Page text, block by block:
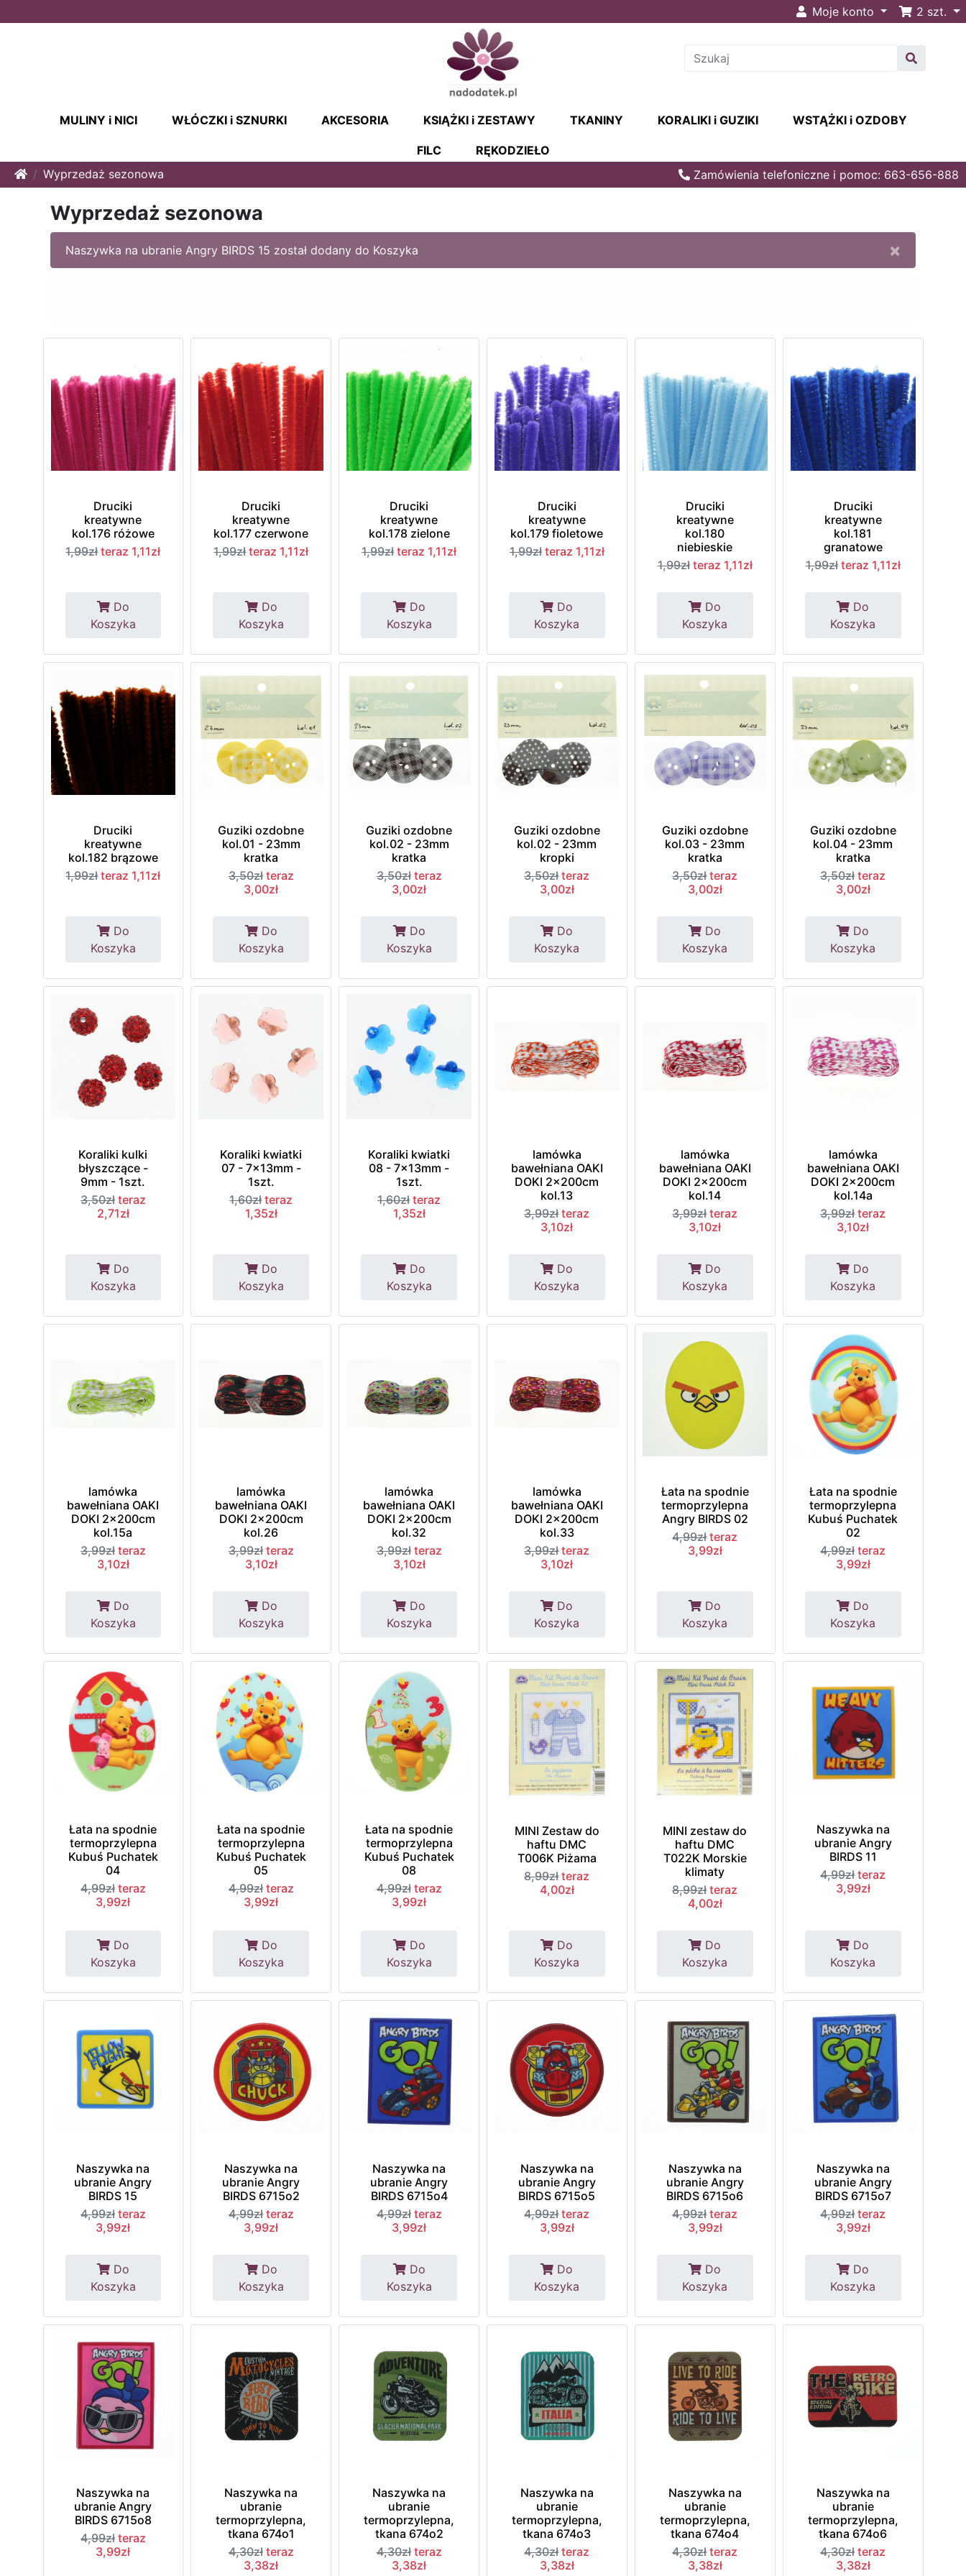
Moje konto 2 szt.
MULINY i NICI WŁÓCZKI i SZNURKI AKCESORIA KSIĄŻKI i ZESTAWY TKANINY KORALIKI i GUZIKI WSTĄŻKI i OZDOBY
FILC
RĘKODZIEŁO
HomeWyprzedaż sezonowa Zamówienia telefoniczne i pomoc: 663-656-888
Wyprzedaż sezonowa
×
Naszywka na ubranie Angry BIRDS 15 został dodany do Koszyka
Druciki
kreatywne
kol.176 różowe
1,99zł teraz 1,11zł
Do
Koszyka
Druciki
kreatywne
kol.177 czerwone
1,99zł teraz 1,11zł
Do
Koszyka
Druciki
kreatywne
kol.178 zielone
1,99zł teraz 1,11zł
Do
Koszyka
Druciki
kreatywne
kol.179 fioletowe
1,99zł teraz 1,11zł
Do
Koszyka
Druciki
kreatywne
kol.180
niebieskie
1,99zł teraz 1,11zł
Do
Koszyka
Druciki
kreatywne
kol.181
granatowe
1,99zł teraz 1,11zł
Do
Koszyka
Druciki
kreatywne
kol.182 brązowe
1,99zł teraz 1,11zł
Do
Koszyka
Guziki ozdobne
kol.01 - 23mm
kratka
3,50zł teraz
3,00zł
Do
Koszyka
Guziki ozdobne
kol.02 - 23mm
kratka
3,50zł teraz
3,00zł
Do
Koszyka
Guziki ozdobne
kol.02 - 23mm
kropki
3,50zł teraz
3,00zł
Do
Koszyka
Guziki ozdobne
kol.03 - 23mm
kratka
3,50zł teraz
3,00zł
Do
Koszyka
Guziki ozdobne
kol.04 - 23mm
kratka
3,50zł teraz
3,00zł
Do
Koszyka
Koraliki kulki
błyszczące -
9mm - 1szt.
3,50zł teraz
2,71zł
Do
Koszyka
Koraliki kwiatki
07 - 7x13mm -
1szt.
1,60zł teraz
1,35zł
Do
Koszyka
Koraliki kwiatki
08 - 7x13mm -
1szt.
1,60zł teraz
1,35zł
Do
Koszyka
lamówka
bawełniana OAKI
DOKI 2x200cm
kol.13
3,99zł teraz
3,10zł
Do
Koszyka
lamówka
bawełniana OAKI
DOKI 2x200cm
kol.14
3,99zł teraz
3,10zł
Do
Koszyka
lamówka
bawełniana OAKI
DOKI 2x200cm
kol.14a
3,99zł teraz
3,10zł
Do
Koszyka
lamówka
bawełniana OAKI
DOKI 2x200cm
kol.15a
3,99zł teraz
3,10zł
Do
Koszyka
lamówka
bawełniana OAKI
DOKI 2x200cm
kol.26
3,99zł teraz
3,10zł
Do
Koszyka
lamówka
bawełniana OAKI
DOKI 2x200cm
kol.32
3,99zł teraz
3,10zł
Do
Koszyka
lamówka
bawełniana OAKI
DOKI 2x200cm
kol.33
3,99zł teraz
3,10zł
Do
Koszyka
Łata na spodnie
termoprzylepna
Angry BIRDS 02
4,99zł teraz
3,99zł
Do
Koszyka
Łata na spodnie
termoprzylepna
Kubuś Puchatek
02
4,99zł teraz
3,99zł
Do
Koszyka
Łata na spodnie
termoprzylepna
Kubuś Puchatek
04
4,99zł teraz
3,99zł
Do
Koszyka
Łata na spodnie
termoprzylepna
Kubuś Puchatek
05
4,99zł teraz
3,99zł
Do
Koszyka
Łata na spodnie
termoprzylepna
Kubuś Puchatek
08
4,99zł teraz
3,99zł
Do
Koszyka
MINI Zestaw do
haftu DMC
T006K Piżama
8,99zł teraz
4,00zł
Do
Koszyka
MINI zestaw do
haftu DMC
T022K Morskie
klimaty
8,99zł teraz
4,00zł
Do
Koszyka
Naszywka na
ubranie Angry
BIRDS 11
4,99zł teraz
3,99zł
Do
Koszyka
Naszywka na
ubranie Angry
BIRDS 15
4,99zł teraz
3,99zł
Do
Koszyka
Naszywka na
ubranie Angry
BIRDS 6715o2
4,99zł teraz
3,99zł
Do
Koszyka
Naszywka na
ubranie Angry
BIRDS 6715o4
4,99zł teraz
3,99zł
Do
Koszyka
Naszywka na
ubranie Angry
BIRDS 6715o5
4,99zł teraz
3,99zł
Do
Koszyka
Naszywka na
ubranie Angry
BIRDS 6715o6
4,99zł teraz
3,99zł
Do
Koszyka
Naszywka na
ubranie Angry
BIRDS 6715o7
4,99zł teraz
3,99zł
Do
Koszyka
Naszywka na
ubranie Angry
BIRDS 6715o8
4,99zł teraz
3,99zł
Naszywka na
ubranie
termoprzylepna,
tkana 674o1
4,30zł teraz
3,38zł
Naszywka na
ubranie
termoprzylepna,
tkana 674o2
4,30zł teraz
3,38zł
Naszywka na
ubranie
termoprzylepna,
tkana 674o3
4,30zł teraz
3,38zł
Naszywka na
ubranie
termoprzylepna,
tkana 674o4
4,30zł teraz
3,38zł
Naszywka na
ubranie
termoprzylepna,
tkana 674o6
4,30zł teraz
3,38zł